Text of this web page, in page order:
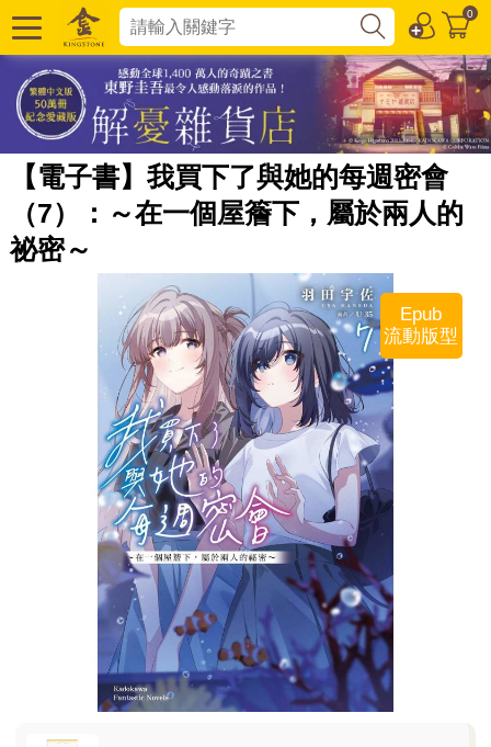
0
【電子書】我買下了與她的每週密會
（7）：～在一個屋簷下，屬於兩人的
祕密～
Epub
流動版型